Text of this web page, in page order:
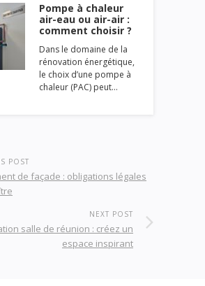
Pompe à chaleur
air-eau ou air-air :
comment choisir ?
Dans le domaine de la
rénovation énergétique,
le choix d’une pompe à
chaleur (PAC) peut…
POST
de façade : obligations légales
NEXT POST
salle de réunion : créez un
espace inspirant